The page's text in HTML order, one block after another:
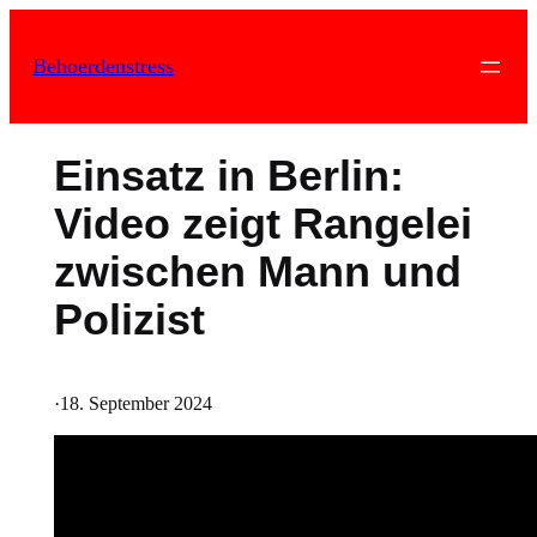
Inhalt
Behoerdenstress
Einsatz in Berlin:
Video zeigt Rangelei
zwischen Mann und
Polizist
·18. September 2024